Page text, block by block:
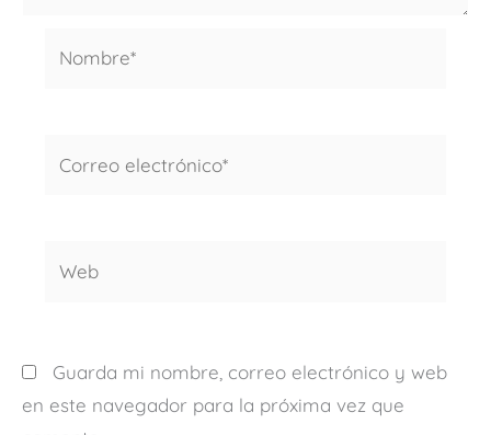
Guarda mi nombre, correo electrónico y web
en este navegador para la próxima vez que